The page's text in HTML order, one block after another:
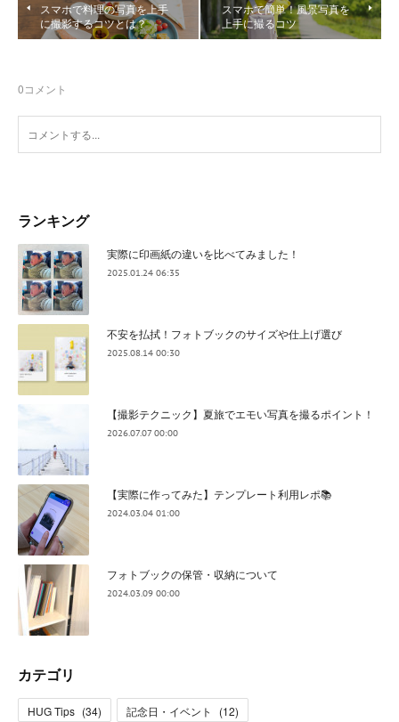
スマホで料理の写真を上手
に撮影するコツとは？
スマホで簡単！風景写真を
上手に撮るコツ
0コメント
ランキング
実際に印画紙の違いを比べてみました！
2025.01.24 06:35
不安を払拭！フォトブックのサイズや仕上げ選び
2025.08.14 00:30
【撮影テクニック】夏旅でエモい写真を撮るポイント！
2026.07.07 00:00
【実際に作ってみた】テンプレート利用レポ📚
2024.03.04 01:00
フォトブックの保管・収納について
2024.03.09 00:00
カテゴリ
HUG Tips (34) 記念日・イベント (12)